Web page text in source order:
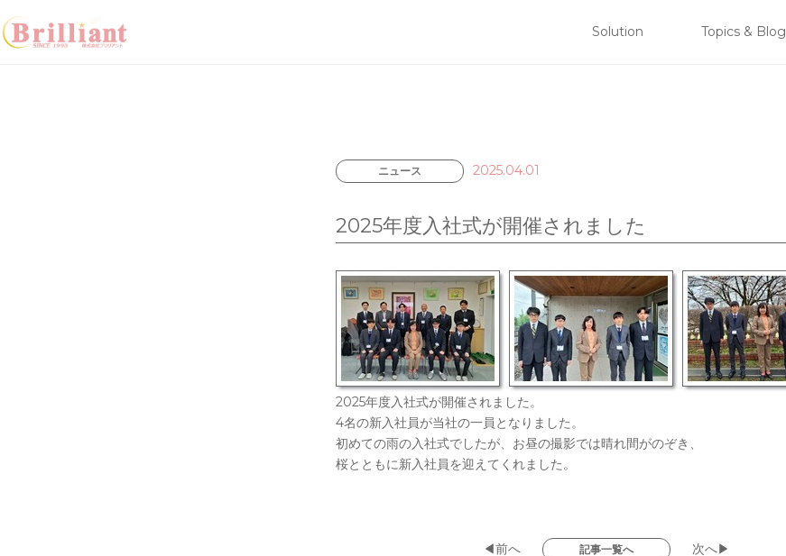
システム開発／東京・山梨 株式会社ブリリアントメインメニュー
コンテンツへスキップ
Solution Topics & Blog
ニュース 2025.04.01
2025年度入社式が開催されました
2025年度入社式が開催されました。
4名の新入社員が当社の一員となりました。
初めての雨の入社式でしたが、お昼の撮影では晴れ間がのぞき、
桜とともに新入社員を迎えてくれました。
◀前へ 記事一覧へ 次へ▶